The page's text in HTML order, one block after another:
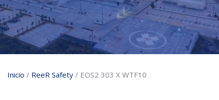
Inicio / ReeR Safety / EOS2 303 X WTF10